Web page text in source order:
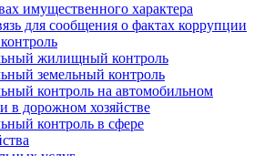
имущественного характера
для сообщения о фактах коррупции
жилищный контроль
земельный контроль
контроль на автомобильном
в дорожном хозяйстве
контроль в сфере